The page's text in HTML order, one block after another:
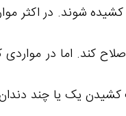
شوند. در اکثر
کند. اما در
یک یا چند